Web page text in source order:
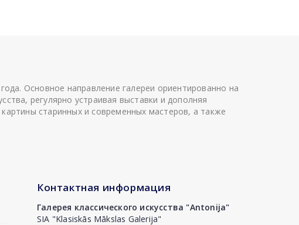
Основное направление галереи ориентированно на
регулярно устраивая выставки и дополняя
старинных и современных мастеров, а также
Контактная информация
Галерея классического искусства "Antonija"
SIA "Klasiskās Mākslas Galerija"